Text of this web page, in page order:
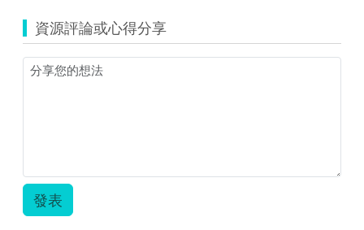
上
資源評論或心得分享
發表